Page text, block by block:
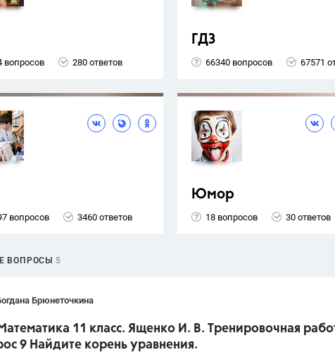
вопросов 280 ответов
ГДЗ
66340 вопросов 67571
вопросов 3460 ответов
Юмор
18 вопросов 30 ответов
ВОПРОСЫ 5
Брюнеточкина
11 класс. Ященко И. В. Тренировочная
9 Найдите корень уравнения.